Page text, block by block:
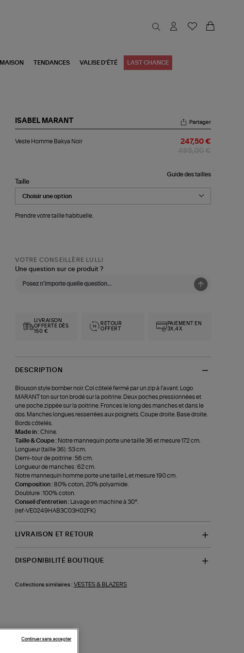
MAISON TENDANCES VALISE D'ÉTÉ LAST CHANCE
ISABEL MARANT
Homme
Partager
Veste Homme Bakya Noir 247,50 €
Guide des tailles
Taille
Prendre votre taille habituelle.
VOTRE CONSEILLÈRE LULLI
Une question sur ce produit ?
LIVRAISON
OFFERTE DÈS
150 €
RETOUR
OFFERT
PAIEMENT EN
3X,4X
DESCRIPTION
Blouson style bomber noir. Col côtelé fermé par un zip à l'avant. Logo
MARANT ton sur ton brodé sur la poitrine. Deux poches pressionnées et
une poche zippée sur la poitrine. Fronces le long des manches et dans le
dos. Manches longues resserrées aux poignets. Coupe droite. Base droite.
Bords côtelés.
Made in :Chine.
Taille & Coupe : Notre mannequin porte une taille 36 et mesure 172 cm.
Longueur (taille 36) : 53 cm.
Demi-tour de poitrine : 56 cm.
Longueur de manches : 62 cm.
Notre mannequin homme porte une taille L et mesure 190 cm.
Composition :80% coton, 20% polyamide.
Doublure : 100% coton.
Conseil d'entretien :
Lavage en machine à 30°.
(ref-VE0249HAB3C03H02FK)
LIVRAISON ET RETOUR
DISPONIBILITÉ BOUTIQUE
Collections similaires : VESTES & BLAZERS
Continuer sans accepter